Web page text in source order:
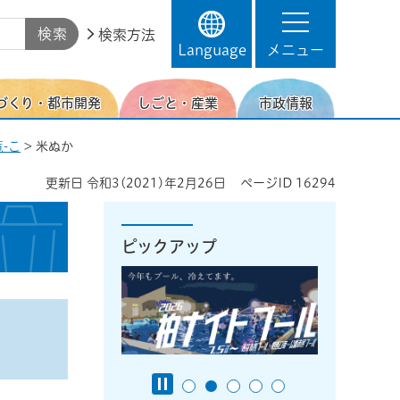
検索方法
Language
メニュー
くり・都市開発 しごと・産業 市政情報
こ > 米ぬか
更新日 令和3(2021)年2月26日 ページID 16294
ピックアップ